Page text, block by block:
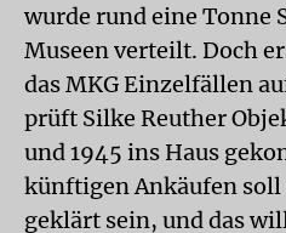
wurde rund eine Tonne
Museen verteilt. Doch
das MKG Einzelfällen
prüft Silke Reuther
und 1945 ins Haus
künftigen Ankäufen soll
geklärt sein, und das